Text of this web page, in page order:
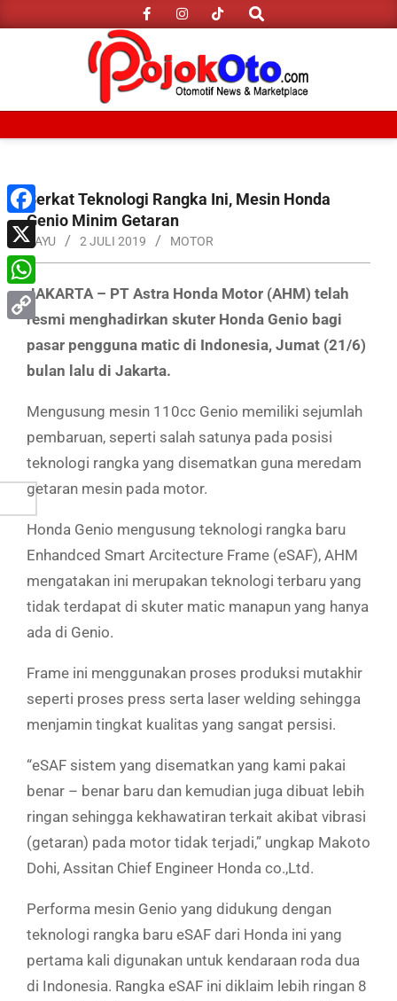
to
Search
MenuBerkat Teknologi Rangka Ini, Mesin Honda
Genio Minim Getaran
BAYU 2 JULI 2019 MOTOR
JAKARTA – PT Astra Honda Motor (AHM) telah
resmi menghadirkan skuter Honda Genio bagi
pasar pengguna matic di Indonesia, Jumat (21/6)
bulan lalu di Jakarta.
Mengusung mesin 110cc Genio memiliki sejumlah
pembaruan, seperti salah satunya pada posisi
teknologi rangka yang disematkan guna meredam
getaran mesin pada motor.
Honda Genio mengusung teknologi rangka baru
Enhandced Smart Arcitecture Frame (eSAF), AHM
mengatakan ini merupakan teknologi terbaru yang
tidak terdapat di skuter matic manapun yang hanya
ada di Genio.
Frame ini menggunakan proses produksi mutakhir
seperti proses press serta laser welding sehingga
menjamin tingkat kualitas yang sangat persisi.
“eSAF sistem yang disematkan yang kami pakai
benar – benar baru dan kemudian juga dibuat lebih
ringan sehingga kekhawatiran terkait akibat vibrasi
(getaran) pada motor tidak terjadi,” ungkap Makoto
Dohi, Assitan Chief Engineer Honda co.,Ltd.
Performa mesin Genio yang didukung dengan
teknologi rangka baru eSAF dari Honda ini yang
pertama kali digunakan untuk kendaraan roda dua
di Indonesia. Rangka eSAF ini diklaim lebih ringan 8
Facebook
X
WhatsApp
Link